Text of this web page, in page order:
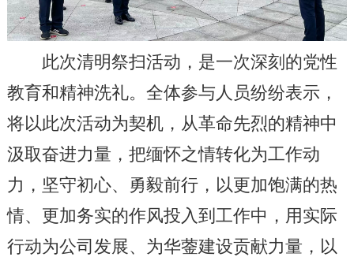
此次清明祭扫活动，是一次深刻的党性
教育和精神洗礼。全体参与人员纷纷表示，
将以此次活动为契机，从革命先烈的精神中
汲取奋进力量，把缅怀之情转化为工作动
力，坚守初心、勇毅前行，以更加饱满的热
情、更加务实的作风投入到工作中，用实际
行动为公司发展、为华蓥建设贡献力量，以